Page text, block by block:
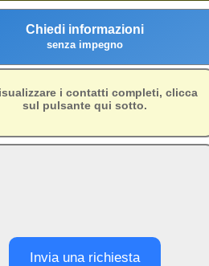
Chiedi informazioni
senza impegno
i contatti completi, clicca
sul pulsante qui sotto.
Invia una richiesta